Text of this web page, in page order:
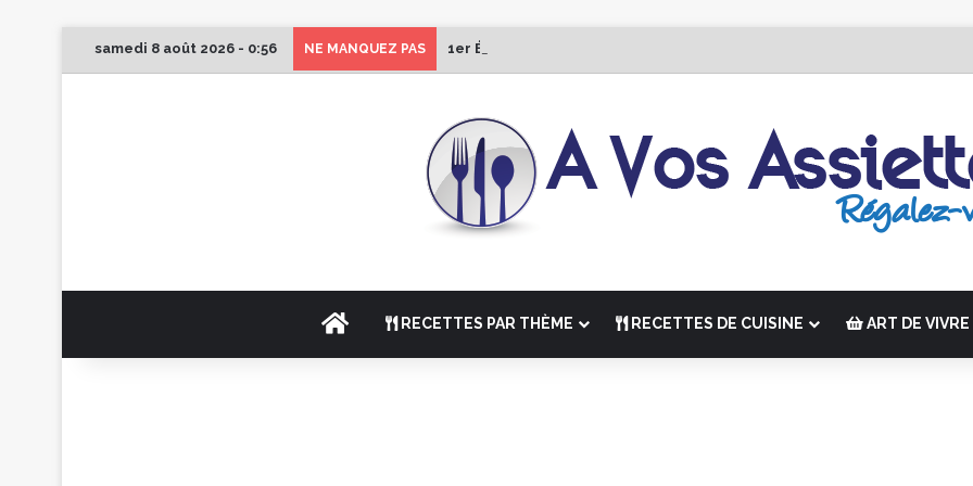
samedi 8 août 2026 - 0:56 NE MANQUEZ PAS 1er Édition de “La Semaine des Chefs” du 19 au 24 octobre 2026
ACCUEILRECETTES PAR THÈME RECETTES DE CUISINE ART DE VIVRE